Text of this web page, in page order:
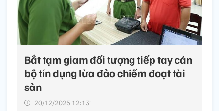
Bắt tạm giam đối tượng tiếp tay cán
bộ tín dụng lừa đảo chiếm đoạt tài
sản
20/12/2025 12:13’